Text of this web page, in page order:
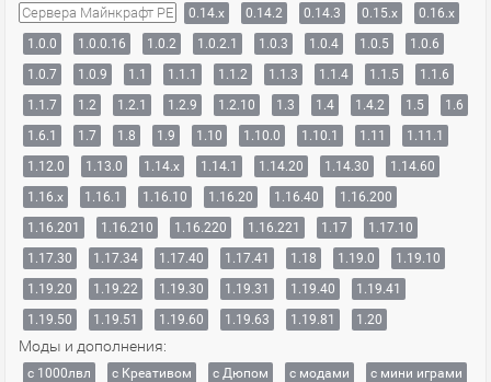
Сервера Майнкрафт PE 0.14.x 0.14.2 0.14.3 0.15.x
0.16.x
1.0.0
1.0.0.16 1.0.2 1.0.2.1 1.0.3 1.0.4 1.0.5
1.0.6
1.0.7
1.0.9 1.1 1.1.1 1.1.2 1.1.3 1.1.4 1.1.5
1.1.6
1.1.7
1.2 1.2.1 1.2.9 1.2.10 1.3 1.4 1.4.2 1.5
1.6
1.6.1
1.7 1.8 1.9 1.10 1.10.0 1.10.1 1.11
1.11.1
1.12.0
1.13.0 1.14.x 1.14.1 1.14.20 1.14.30
1.14.60
1.16.x
1.16.1 1.16.10 1.16.20 1.16.40
1.16.200
1.16.201
1.16.210 1.16.220 1.16.221 1.17
1.17.10
1.17.30
1.17.34 1.17.40 1.17.41 1.18 1.19.0
1.19.10
1.19.20
1.19.22 1.19.30 1.19.31 1.19.40
1.19.41
1.19.50
1.19.51 1.19.60 1.19.63 1.19.81 1.20
Моды и дополнения:
с 1000лвл c Креативом с Дюпом с модами
с мини играми